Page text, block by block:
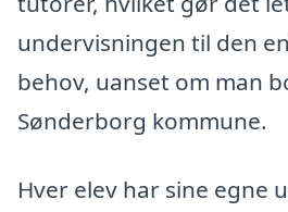
undervisningen til den
behov, uanset om man
Sønderborg kommune.
Hver elev har sine egne